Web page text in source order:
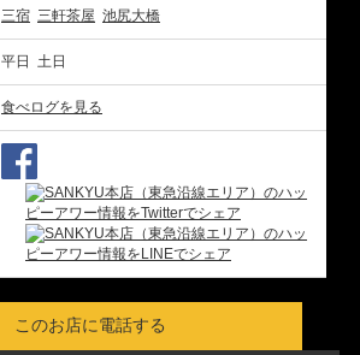
三宿 三軒茶屋 池尻大橋
平日 土日
食べログを見る
このお店に電話する